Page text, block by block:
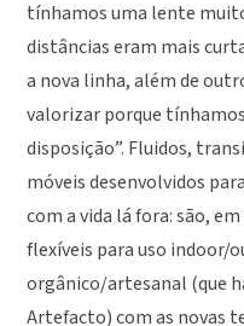
tínhamos uma lente
distâncias eram mais
a nova linha, além de
valorizar porque
disposição”. Fluidos,
móveis desenvolvidos
com a vida lá fora: são,
flexíveis para uso indoor/
orgânico/artesanal (que
Artefacto) com as novas